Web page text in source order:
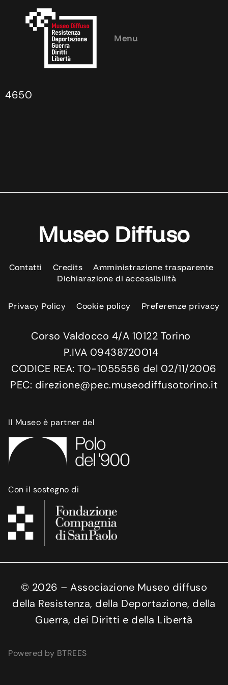
Menu
4650
Museo Diffuso
Contatti Credits
Amministrazione trasparente
Dichiarazione di accessibilità
Privacy Policy Cookie policy Preferenze privacy
Corso Valdocco 4/A 10122 Torino
P.IVA 09438720014
CODICE REA: TO-1055556 del 02/11/2006
PEC: direzione@pec.museodiffusotorino.it
Il Museo è partner del
Con il sostegno di
© 2026 – Associazione Museo diffuso
della Resistenza, della Deportazione, della
Guerra, dei Diritti e della Libertà
Powered by BTREES